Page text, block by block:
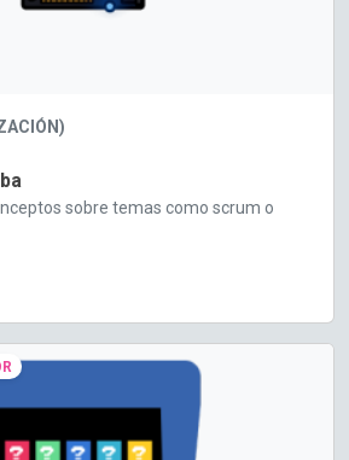
sobre temas como scrum o